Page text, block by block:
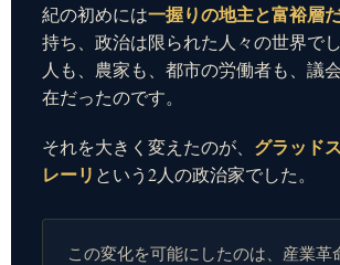
紀の初めには一握りの地主と富裕層
持ち、政治は限られた人々の世界で
人も、農家も、都市の労働者も、議
在だったのです。
それを大きく変えたのが、 グラッド
レーリ という2人の政治家でした。
この変化を可能にしたのは、産業革